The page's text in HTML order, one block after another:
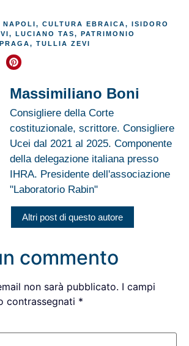
NAPOLI, CULTURA EBRAICA, ISIDORO
, LUCIANO TAS, PATRIMONIO
PRAGA, TULLIA ZEVI
Massimiliano Boni
Consigliere della Corte
costituzionale, scrittore. Consigliere
Ucei dal 2021 al 2025. Componente
della delegazione italiana presso
IHRA. Presidente dell'associazione
"Laboratorio Rabin"
Altri post di questo autore
commento
non sarà pubblicato. I campi
contrassegnati *